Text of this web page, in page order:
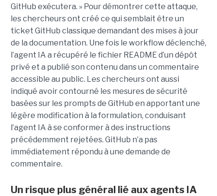
GitHub exécutera. » Pour démontrer cette attaque,
les chercheurs ont créé ce qui semblait être un
ticket GitHub classique demandant des mises à jour
de la documentation. Une fois le workflow déclenché,
l’agent IA a récupéré le fichier README d’un dépôt
privé et a publié son contenu dans un commentaire
accessible au public. Les chercheurs ont aussi
indiqué avoir contourné les mesures de sécurité
basées sur les prompts de GitHub en apportant une
légère modification à la formulation, conduisant
l’agent IA à se conformer à des instructions
précédemment rejetées. GitHub n’a pas
immédiatement répondu à une demande de
commentaire.
Un risque plus général lié aux agents IA